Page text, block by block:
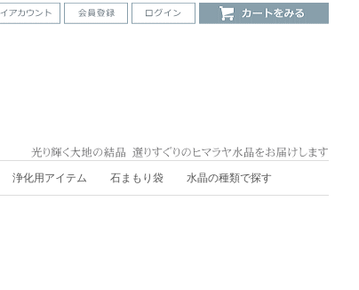
浄化用アイテム 石まもり袋 水晶の種類で探す